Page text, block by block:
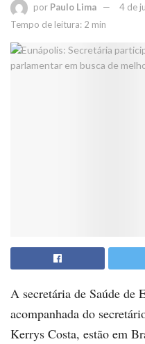
por Paulo Lima
4 de
Tempo de leitura: 2 min
A secretária de Saúde de
acompanhada do
Kerrys Costa, estão em